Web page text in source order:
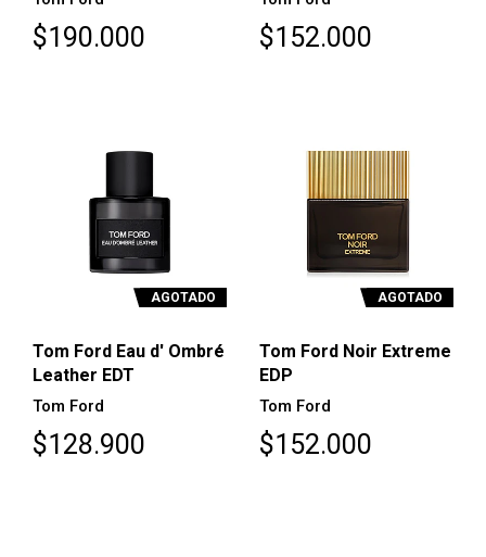
$190.000 $152.000
AGOTADO
Tom Ford Eau d' Ombré
Leather EDT
Tom Ford
$128.900
AGOTADO
Tom Ford Noir Extreme
EDP
Tom Ford
$152.000